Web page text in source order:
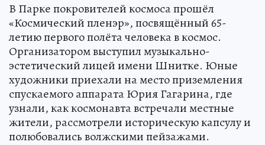
В Парке покровителей космоса прошёл
«Космический пленэр», посвящённый 65-
летию первого полёта человека в космос.
Организатором выступил музыкально-
эстетический лицей имени Шнитке. Юные
художники приехали на место приземления
спускаемого аппарата Юрия Гагарина, где
узнали, как космонавта встречали местные
жители, рассмотрели историческую капсулу и
полюбовались волжскими пейзажами.